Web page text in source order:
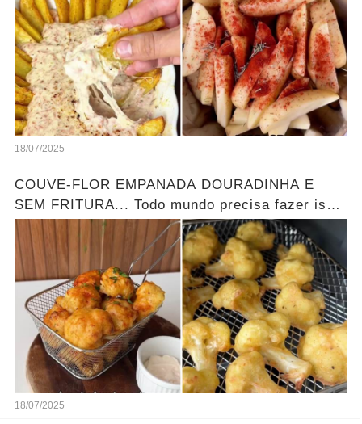
18/07/2025
COUVE-FLOR EMPANADA DOURADINHA E
SEM FRITURA... Todo mundo precisa fazer isso
pelo menos uma vez na vida!
18/07/2025